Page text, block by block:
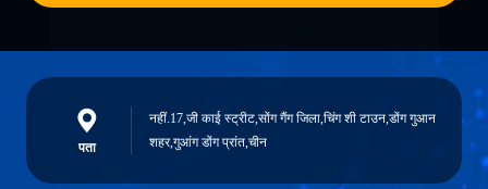
पता
नहीं.17,जी काई स्ट्रीट,सोंग गैंग जिला,चिंग शी टाउन,डोंग गुआन
शहर,गुआंग डोंग प्रांत,चीन